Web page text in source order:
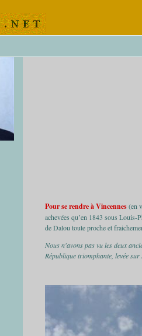
Pour se rendre à Vincennes(en
achevées qu’en 1843 sous
de Dalou toute proche et
Nous n'avons pas vu les deux
République triomphante, levée